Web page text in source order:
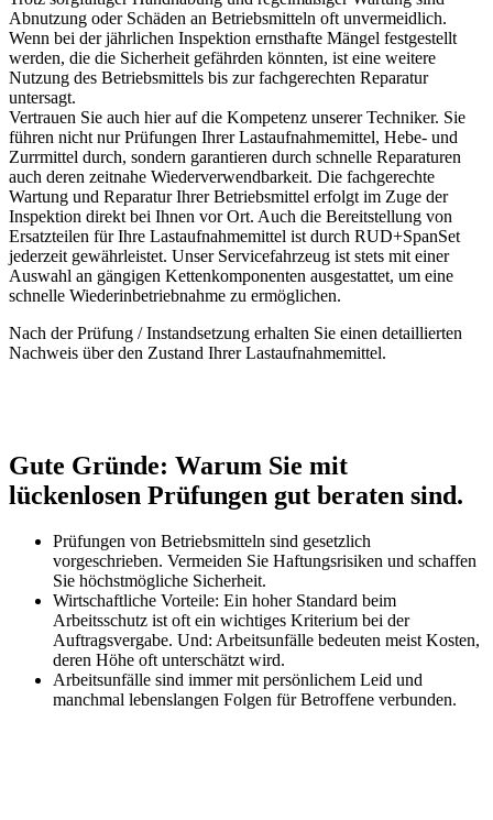
Abnutzung oder Schäden an Betriebsmitteln oft unvermeidlich.
Wenn bei der jährlichen Inspektion ernsthafte Mängel festgestellt
werden, die die Sicherheit gefährden könnten, ist eine weitere
Nutzung des Betriebsmittels bis zur fachgerechten Reparatur
untersagt.
Vertrauen Sie auch hier auf die Kompetenz unserer Techniker. Sie
führen nicht nur Prüfungen Ihrer Lastaufnahmemittel, Hebe- und
Zurrmittel durch, sondern garantieren durch schnelle Reparaturen
auch deren zeitnahe Wiederverwendbarkeit. Die fachgerechte
Wartung und Reparatur Ihrer Betriebsmittel erfolgt im Zuge der
Inspektion direkt bei Ihnen vor Ort. Auch die Bereitstellung von
Ersatzteilen für Ihre Lastaufnahmemittel ist durch RUD+SpanSet
jederzeit gewährleistet. Unser Servicefahrzeug ist stets mit einer
Auswahl an gängigen Kettenkomponenten ausgestattet, um eine
schnelle Wiederinbetriebnahme zu ermöglichen.
Nach der Prüfung / Instandsetzung erhalten Sie einen detaillierten
Nachweis über den Zustand Ihrer Lastaufnahmemittel.
Gute Gründe: Warum Sie mit
lückenlosen Prüfungen gut beraten sind.
Prüfungen von Betriebsmitteln sind gesetzlich
vorgeschrieben. Vermeiden Sie Haftungsrisiken und schaffen
Sie höchstmögliche Sicherheit.
Wirtschaftliche Vorteile: Ein hoher Standard beim
Arbeitsschutz ist oft ein wichtiges Kriterium bei der
Auftragsvergabe. Und: Arbeitsunfälle bedeuten meist Kosten,
deren Höhe oft unterschätzt wird.
Arbeitsunfälle sind immer mit persönlichem Leid und
manchmal lebenslangen Folgen für Betroffene verbunden.